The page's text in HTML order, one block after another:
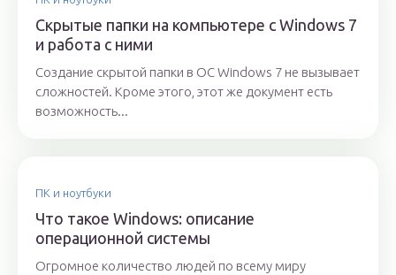
Скрытые папки на компьютере с Windows 7
и работа с ними
Создание скрытой папки в ОС Windows 7 не вызывает
сложностей. Кроме этого, этот же документ есть
возможность...
ПК и ноутбуки
Что такое Windows: описание
операционной системы
Огромное количество людей по всему миру